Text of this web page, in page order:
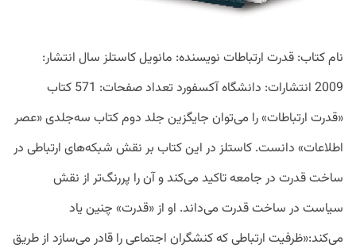
نام کتاب: قدرت ارتباطات نویسنده: مانویل کاستلز سال انتشار:
2009 انتشارات: دانشگاه آکسفورد تعداد صفحات: 571 کتاب
«قدرت ارتباطات» را می‌توان جایگزین جلد دوم کتاب سه‌جلدی «عصر
اطلاعات» دانست. کاستلز در این کتاب بر نقش شبکه‌های ارتباطی در
ساخت قدرت در جامعه تاکید می‌کند و آن را پررنگ‌تر از نقش
سیاست در ساخت قدرت می‌داند. او از «قدرت» چنین یاد
می‌کند:«ظرفیت ارتباطی که کنشگران اجتماعی را قادر می‌سازد از طریق